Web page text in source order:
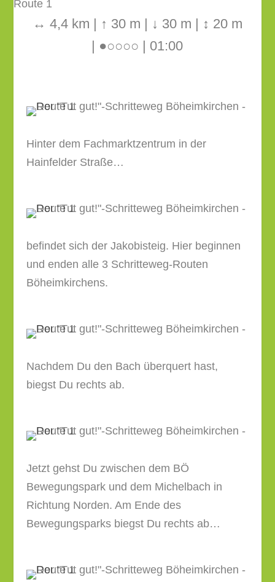
↔ 4,4 km | ↑ 30 m | ↓ 30 m | ↕ 20 m
| ●○○○○ | 01:00
Hinter dem Fachmarktzentrum in der
Hainfelder Straße…
befindet sich der Jakobisteig. Hier beginnen
und enden alle 3 Schritteweg-Routen
Böheimkirchens.
Nachdem Du den Bach überquert hast,
biegst Du rechts ab.
Jetzt gehst Du zwischen dem BÖ
Bewegungspark und dem Michelbach in
Richtung Norden. Am Ende des
Bewegungsparks biegst Du rechts ab…